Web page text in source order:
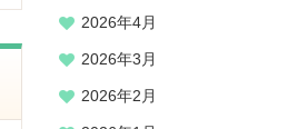
2026年4月
2026年3月
2026年2月